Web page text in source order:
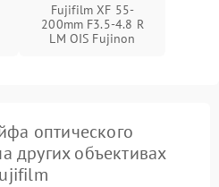
Fujifilm XF 55-
200mm F3.5-4.8 R
LM OIS Fujinon
оптического
других объективах